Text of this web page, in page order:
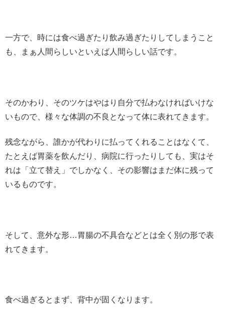
一方で、時には食べ過ぎたり飲み過ぎたりしてしまうこと
も、まぁ人間らしいといえば人間らしい話です。
そのかわり、そのツケはやはり自分で払わなければいけな
いもので、様々な体調の不良となって体に表れてきます。
残念ながら、誰かが代わりに払ってくれることはなくて、
たとえば胃薬を飲んだり、病院に行ったりしても、実はそ
れは「立て替え」でしかなく、その影響はまだ体に残って
いるものです。
そして、意外な形…胃腸の不具合などとは全く別の形で表
れてきます。
食べ過ぎるとまず、背中が固くなります。